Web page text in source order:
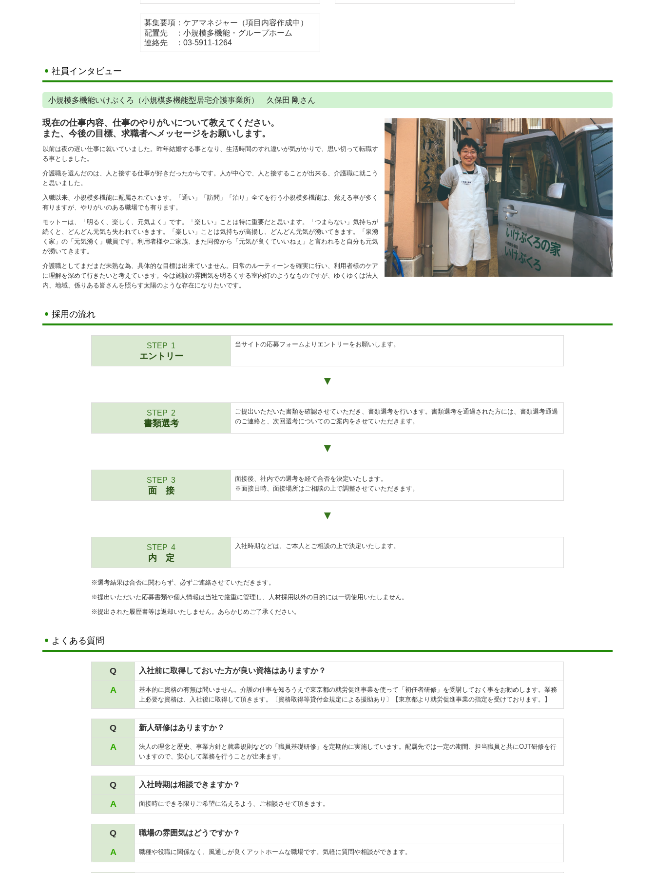
募集要項：ケアマネジャー（項目内容作成中）
配置先 ：小規模多機能・グループホーム
連絡先 ：03-5911-1264
社員インタビュー
小規模多機能いけぶくろ（小規模多機能型居宅介護事業所） 久保田 剛さん
現在の仕事内容、仕事のやりがいについて教えてください。
また、今後の目標、求職者へメッセージをお願いします。
以前は夜の遅い仕事に就いていました。昨年結婚する事となり、生活時間のすれ違いが気がかりで、思い切って転職す
る事としました。
介護職を選んだのは、人と接する仕事が好きだったからです。人が中心で、人と接することが出来る、介護職に就こう
と思いました。
入職以来、小規模多機能に配属されています。「通い」「訪問」「泊り」全てを行う小規模多機能は、覚える事が多く
有りますが、やりがいのある職場でも有ります。
モットーは、「明るく、楽しく、元気よく」です。「楽しい」ことは特に重要だと思います。「つまらない」気持ちが
続くと、どんどん元気も失われていきます。「楽しい」ことは気持ちが高揚し、どんどん元気が湧いてきます。「泉湧
く家」の「元気湧く」職員です。利用者様やご家族、また同僚から「元気が良くていいねぇ」と言われると自分も元気
が湧いてきます。
介護職としてまだまだ未熟な為、具体的な目標は出来ていません。日常のルーティーンを確実に行い、利用者様のケア
に理解を深めて行きたいと考えています。今は施設の雰囲気を明るくする室内灯のようなものですが、ゆくゆくは法人
内、地域、係りある皆さんを照らす太陽のような存在になりたいです。
採用の流れ
STEP 1
エントリー
当サイトの応募フォームよりエントリーをお願いします。
▼
STEP 2
書類選考
ご提出いただいた書類を確認させていただき、書類選考を行います。書類選考を通過された方には、書類選考通過
のご連絡と、次回選考についてのご案内をさせていただきます。
▼
STEP 3
面 接
面接後、社内での選考を経て合否を決定いたします。
※面接日時、面接場所はご相談の上で調整させていただきます。
▼
STEP 4
内 定
入社時期などは、ご本人とご相談の上で決定いたします。
※選考結果は合否に関わらず、必ずご連絡させていただきます。
※提出いただいた応募書類や個人情報は当社で厳重に管理し、人材採用以外の目的には一切使用いたしません。
※提出された履歴書等は返却いたしません。あらかじめご了承ください。
よくある質問
Q 入社前に取得しておいた方が良い資格はありますか？
A
基本的に資格の有無は問いません。介護の仕事を知るうえで東京都の就労促進事業を使って「初任者研修」を受講しておく事をお勧めします。業務
上必要な資格は、入社後に取得して頂きます。〔資格取得等貸付金規定による援助あり〕【東京都より就労促進事業の指定を受けております。】
Q 新人研修はありますか？
A
法人の理念と歴史、事業方針と就業規則などの「職員基礎研修」を定期的に実施しています。配属先では一定の期間、担当職員と共にOJT研修を行
いますので、安心して業務を行うことが出来ます。
Q 入社時期は相談できますか？
A 面接時にできる限りご希望に沿えるよう、ご相談させて頂きます。
Q 職場の雰囲気はどうですか？
A 職種や役職に関係なく、風通しが良くアットホームな職場です。気軽に質問や相談ができます。